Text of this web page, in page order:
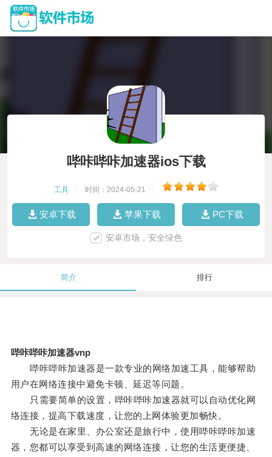
哔咔哔咔加速器ios下载
工具 时间：2024-05-21
安卓下载 苹果下载 PC下载
安卓市场，安全绿色
简介 排行
哔咔哔咔加速器vnp
哔咔哔咔加速器是一款专业的网络加速工具，能够帮助
用户在网络连接中避免卡顿、延迟等问题。
只需要简单的设置，哔咔哔咔加速器就可以自动优化网
络连接，提高下载速度，让您的上网体验更加畅快。
无论是在家里、办公室还是旅行中，使用哔咔哔咔加速
器，您都可以享受到高速的网络连接，让您的生活更便捷、